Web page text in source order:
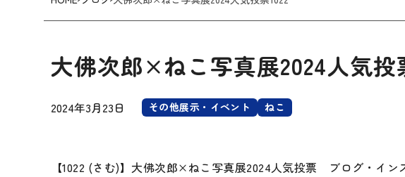
大佛次郎×ねこ写真展2024人気投
2024年3月23日 その他展示・イベント ねこ
【1022 (さむ)】大佛次郎×ねこ写真展2024人気投票 ブログ・イ